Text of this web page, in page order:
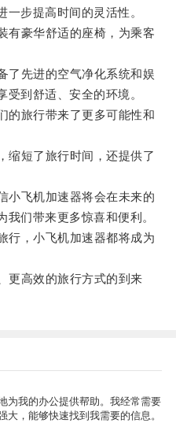
步提高时间的灵活性。
豪华舒适的座椅，为乘客
先进的空气净化系统和娱
受到舒适、安全的环境。
旅行带来了更多可能性和
短了旅行时间，还提供了
飞机加速器将会在未来的
们带来更多惊喜和便利。
，小飞机加速器都将成为
高效的旅行方式的到来
为我的办公提供帮助。我经常需要
，能够快速找到我需要的信息。